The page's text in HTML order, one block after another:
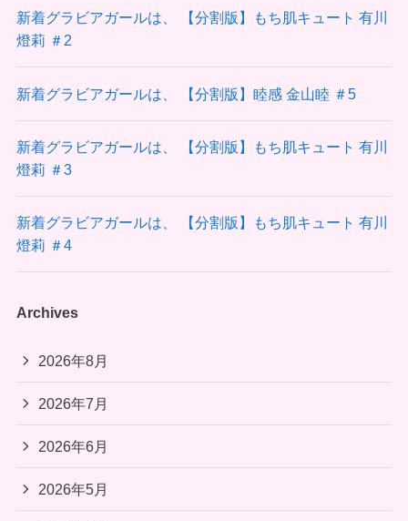
新着グラビアガールは、 【分割版】もち肌キュート 有川
燈莉 ＃2
新着グラビアガールは、 【分割版】睦感 金山睦 ＃5
新着グラビアガールは、 【分割版】もち肌キュート 有川
燈莉 ＃3
新着グラビアガールは、 【分割版】もち肌キュート 有川
燈莉 ＃4
Archives
2026年8月
2026年7月
2026年6月
2026年5月